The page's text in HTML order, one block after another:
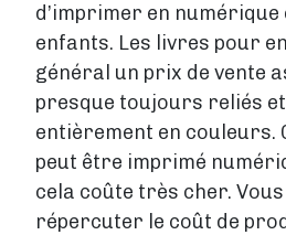
d’imprimer en
enfants. Les livres pour
général un prix de vente
presque toujours reliés
entièrement en couleurs.
peut être imprimé
cela coûte très cher.
répercuter le coût de